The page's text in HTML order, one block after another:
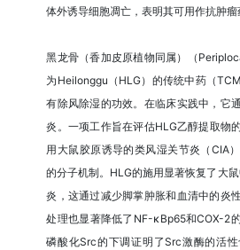
体外诱导细胞凋亡，表明其可用作抗肿瘤
黑龙骨（香加皮原植物同属）（
为Heilonggu（HLG）的传统中药（
有除风除湿的功效。在临床实践中，它
炎。一项工作旨在评估HLG乙醇提取物
用大鼠胶原诱导的类风湿关节炎（CIA
的分子机制。HLG的施用显著恢复了大
炎，这通过减少脚掌肿胀和血清中的炎
处理也显著降低了NF-κBp65和COX-2
磷酸化Src的下调证明了Src激酶的活